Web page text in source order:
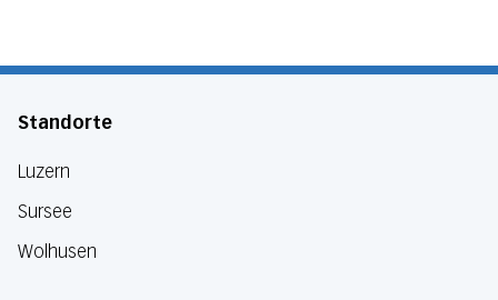
Standorte
Luzern
Sursee
Wolhusen